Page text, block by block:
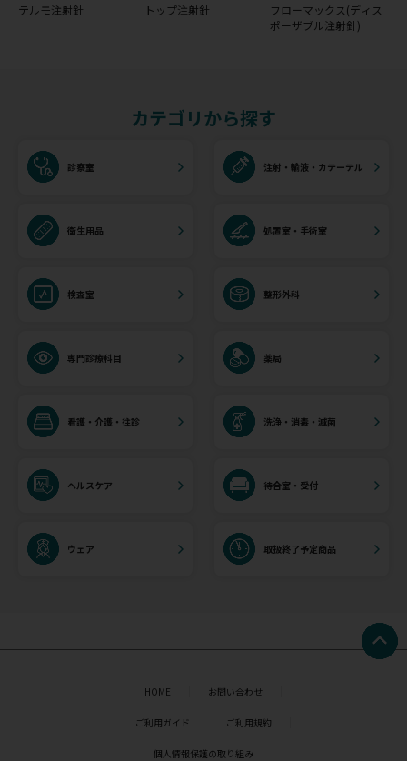
テルモ注射針 トップ注射針
フローマックス(ディス
ポーザブル注射針)
カテゴリから探す
診察室 注射・輸液・カテーテル
衛生用品 処置室・手術室
検査室 整形外科
専門診療科目 薬局
看護・介護・往診 洗浄・消毒・滅菌
ヘルスケア 待合室・受付
ウェア 取扱終了予定商品
HOME お問い合わせ
ご利用ガイド ご利用規約
個人情報保護の取り組み